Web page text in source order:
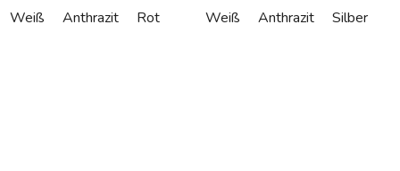
Weiß Anthrazit Rot Weiß Anthrazit Silber